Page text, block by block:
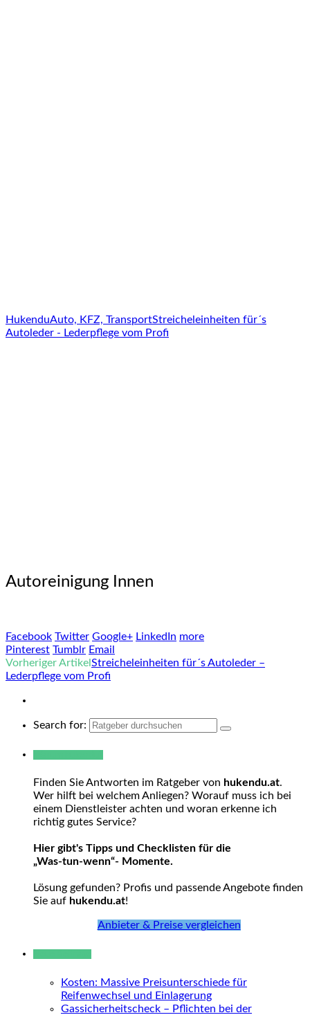
HukenduAuto, KFZ, TransportStreicheleinheiten für´s
Autoleder - Lederpflege vom Profi
Autoreinigung Innen
Facebook Twitter Google+ LinkedIn more
Pinterest Tumblr Email
Vorheriger Artikel Streicheleinheiten für´s Autoleder –
Lederpflege vom Profi
Search for:
Finden Sie Antworten im Ratgeber von hukendu.at.
Wer hilft bei welchem Anliegen? Worauf muss ich bei
einem Dienstleister achten und woran erkenne ich
richtig gutes Service?
Hier gibt's Tipps und Checklisten für die
„Was-tun-wenn“- Momente.
Lösung gefunden? Profis und passende Angebote finden
Sie auf hukendu.at!
Anbieter & Preise vergleichen
Kosten: Massive Preisunterschiede für
Reifenwechsel und Einlagerung
Gassicherheitscheck – Pflichten bei der